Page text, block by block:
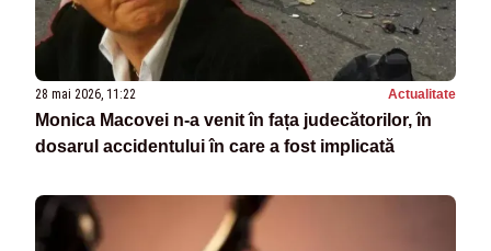
28 mai 2026, 11:22 Actualitate
Monica Macovei n-a venit în fața judecătorilor, în
dosarul accidentului în care a fost implicată